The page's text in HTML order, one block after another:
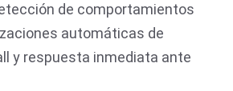
de comportamientos
automáticas de
y respuesta inmediata ante